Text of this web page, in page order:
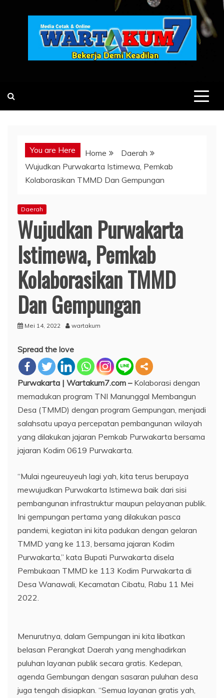
You are Here Home
Daerah
Wujudkan Purwakarta Istimewa, Pemkab
Kolaborasikan TMMD Dan Gempungan
Daerah
Wujudkan Purwakarta
Istimewa, Pemkab
Kolaborasikan TMMD
Dan Gempungan
Mei 14, 2022 wartakum
Spread the love
Purwakarta | Wartakum7.com –Kolaborasi dengan
memadukan program TNI Manunggal Membangun
Desa (TMMD) dengan program Gempungan, menjadi
salahsatu upaya percepatan pembangunan wilayah
yang dilakukan jajaran Pemkab Purwakarta bersama
jajaran Kodim 0619 Purwakarta.
“Mulai ngeureuyeuh lagi yah, kita terus berupaya
mewujudkan Purwakarta Istimewa baik dari sisi
pembangunan infrastruktur maupun pelayanan publik.
Ini gempungan pertama yang dilakukan pasca
pandemi, kegiatan ini kita padukan dengan gelaran
TMMD yang ke 113, bersama jajaran Kodim
Purwakarta,” kata Bupati Purwakarta disela
Pembukaan TMMD ke 113 Kodim Purwakarta di
Desa Wanawali, Kecamatan Cibatu, Rabu 11 Mei
2022.
Menurutnya, dalam Gempungan ini kita libatkan
belasan Perangkat Daerah yang menghadirkan
puluhan layanan publik secara gratis. Kedepan,
agenda Gembungan dengan sasaran puluhan desa
juga tengah disiapkan. “Semua layanan gratis yah,